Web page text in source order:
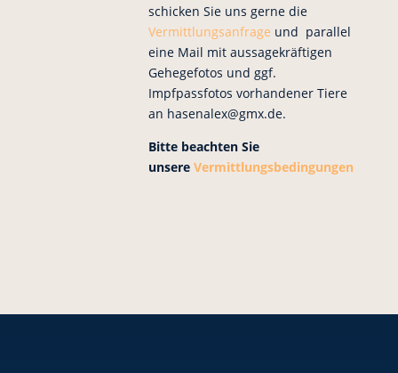
schicken Sie uns gerne die
Vermittlungsanfrage und parallel
eine Mail mit aussagekräftigen
Gehegefotos und ggf.
Impfpassfotos vorhandener Tiere
an hasenalex@gmx.de.
Bitte beachten Sie
unsere Vermittlungsbedingungen